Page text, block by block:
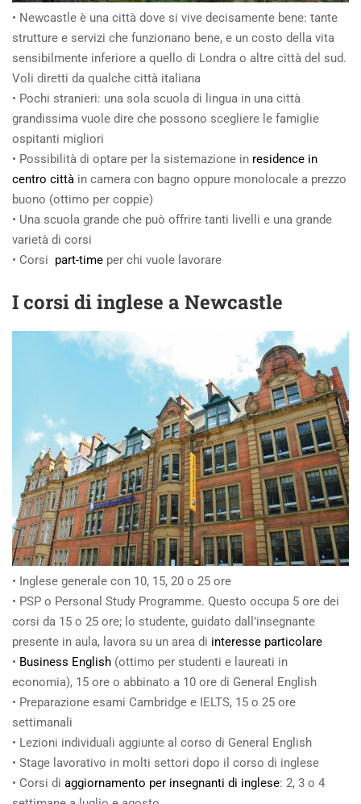
• Newcastle è una città dove si vive decisamente bene: tante
strutture e servizi che funzionano bene, e un costo della vita
sensibilmente inferiore a quello di Londra o altre città del sud.
Voli diretti da qualche città italiana
• Pochi stranieri: una sola scuola di lingua in una città
grandissima vuole dire che possono scegliere le famiglie
ospitanti migliori
• Possibilità di optare per la sistemazione in residence in
centro città in camera con bagno oppure monolocale a prezzo
buono (ottimo per coppie)
• Una scuola grande che può offrire tanti livelli e una grande
varietà di corsi
• Corsi part-time per chi vuole lavorare
I corsi di inglese a Newcastle
• Inglese generale con 10, 15, 20 o 25 ore
• PSP o Personal Study Programme. Questo occupa 5 ore dei
corsi da 15 o 25 ore; lo studente, guidato dall’insegnante
presente in aula, lavora su un area di interesse particolare
• Business English (ottimo per studenti e laureati in
economia), 15 ore o abbinato a 10 ore di General English
• Preparazione esami Cambridge e IELTS, 15 o 25 ore
settimanali
• Lezioni individuali aggiunte al corso di General English
• Stage lavorativo in molti settori dopo il corso di inglese
• Corsi di aggiornamento per insegnanti di inglese: 2, 3 o 4